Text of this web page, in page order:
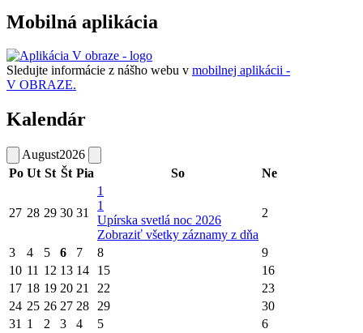
Mobilná aplikácia
Sledujte informácie z nášho webu v mobilnej aplikácii -
V OBRAZE.
Kalendár
August2026
Po Ut St Št Pia So Ne
27 28 29 30 31
1
1
Upírska svetlá noc 2026
Zobraziť všetky záznamy z dňa
2
3 4 5 6 7 8
9
10 11 12 13 14 15
16
17 18 19 20 21 22
23
24 25 26 27 28 29
30
31 1 2 3 4 5 6